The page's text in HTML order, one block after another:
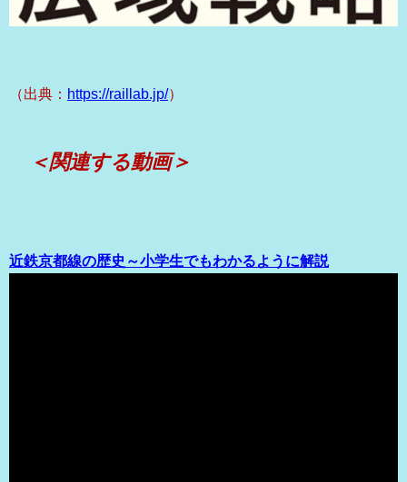
（出典： https://raillab.jp/）
＜関連する動画＞
近鉄京都線の歴史～小学生でもわかるように解説